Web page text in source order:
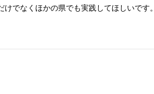
でなくほかの県でも実践してほしいです。